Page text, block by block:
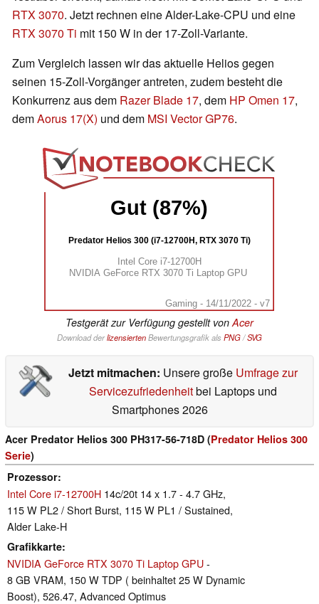
RTX 3070. Jetzt rechnen eine Alder-Lake-CPU und eine
RTX 3070 Ti mit 150 W in der 17-Zoll-Variante.
Zum Vergleich lassen wir das aktuelle Helios gegen
seinen 15-Zoll-Vorgänger antreten, zudem besteht die
Konkurrenz aus dem Razer Blade 17, dem HP Omen 17,
demAorus 17(X) und dem MSI Vector GP76.
Gut (87%)
Predator Helios 300 (i7-12700H, RTX 3070 Ti)
Intel Core i7-12700H
NVIDIA GeForce RTX 3070 Ti Laptop GPU
Gaming - 14/11/2022 - v7
Testgerät zur Verfügung gestellt von Acer
Download derlizensiertenBewertungsgrafik als PNG/SVG
Jetzt mitmachen: Unsere große Umfrage zur
Servicezufriedenheitbei Laptops und
Smartphones 2026
Acer Predator Helios 300 PH317-56-718D (Predator Helios 300
Serie)
Prozessor
Intel Core i7-12700H 14c/20t 14 x 1.7 - 4.7 GHz,
115 W PL2 / Short Burst, 115 W PL1 / Sustained,
Alder Lake-H
Grafikkarte
NVIDIA GeForce RTX 3070 Ti Laptop GPU-
8 GB VRAM, 150 W TDP ( beinhaltet 25 W Dynamic
Boost), 526.47, Advanced Optimus